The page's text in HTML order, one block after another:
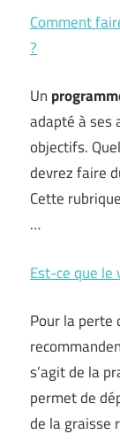
Comment
?
Un
adapté à ses
objectifs.
devrez faire
Cette
…
Est-ce que
Pour la perte
s’agit de la
permet de
de la graisse